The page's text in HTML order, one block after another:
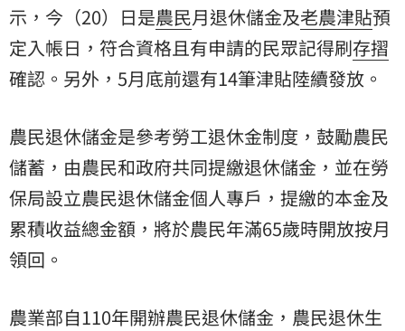
示，今（20）日是農民月退休儲金及老農津貼預
定入帳日，符合資格且有申請的民眾記得刷存摺
確認。另外，5月底前還有14筆津貼陸續發放。
農民退休儲金是參考勞工退休金制度，鼓勵農民
儲蓄，由農民和政府共同提繳退休儲金，並在勞
保局設立農民退休儲金個人專戶，提繳的本金及
累積收益總金額，將於農民年滿65歲時開放按月
領回。
農業部自110年開辦農民退休儲金，農民退休生